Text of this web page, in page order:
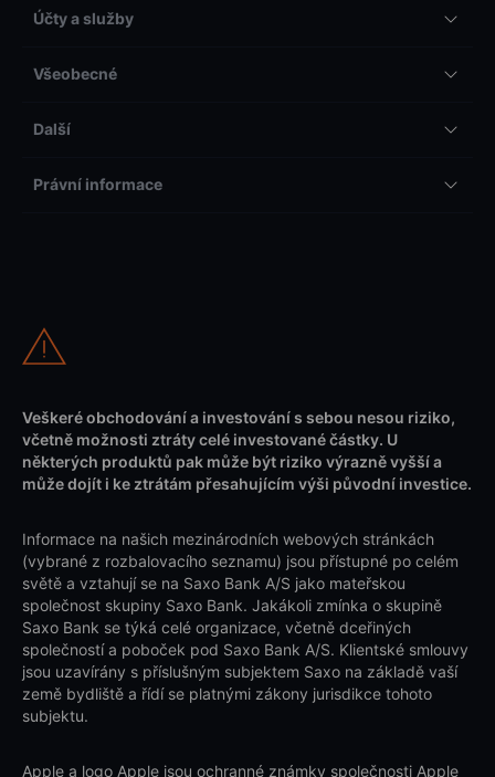
Účty a služby
Všeobecné
Další
Právní informace
Veškeré obchodování a investování s sebou nesou riziko,
včetně možnosti ztráty celé investované částky. U
některých produktů pak může být riziko výrazně vyšší a
může dojít i ke ztrátám přesahujícím výši původní investice.
Informace na našich mezinárodních webových stránkách
(vybrané z rozbalovacího seznamu) jsou přístupné po celém
světě a vztahují se na Saxo Bank A/S jako mateřskou
společnost skupiny Saxo Bank. Jakákoli zmínka o skupině
Saxo Bank se týká celé organizace, včetně dceřiných
společností a poboček pod Saxo Bank A/S. Klientské smlouvy
jsou uzavírány s příslušným subjektem Saxo na základě vaší
země bydliště a řídí se platnými zákony jurisdikce tohoto
subjektu.
Apple a logo Apple jsou ochranné známky společnosti Apple